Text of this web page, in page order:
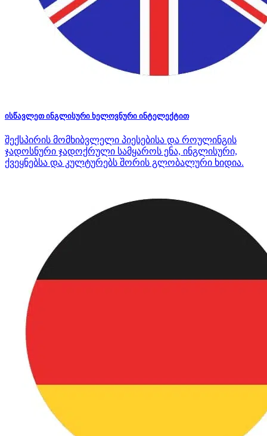
ისწავლეთ ინგლისური ხელოვნური ინტელექტით
შექსპირის მომხიბვლელი პიესებისა და როულინგის
ჯადოსნური ჯადოქრული სამყაროს ენა, ინგლისური,
ქვეყნებსა და კულტურებს შორის გლობალური ხიდია.